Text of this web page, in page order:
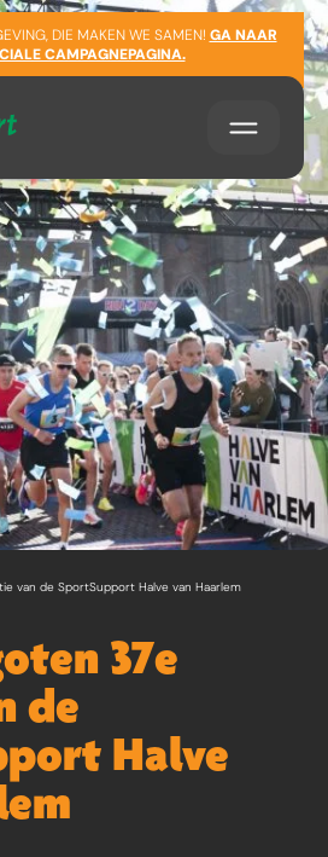
DIE MAKEN WE SAMEN! GA NAAR
CAMPAGNEPAGINA.
van de SportSupport Halve van Haarlem
37e
de
Halve